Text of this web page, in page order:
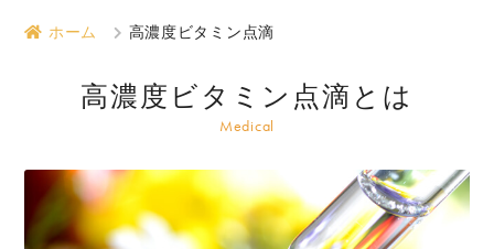
ホーム 高濃度ビタミン点滴
高濃度ビタミン点滴とは